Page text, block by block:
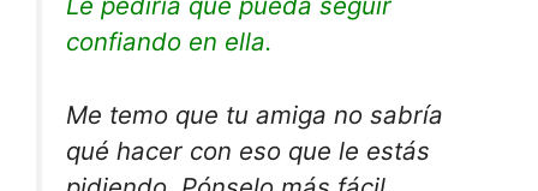
confiando en ella.
Me temo que tu amiga no sabría
qué hacer con eso que le estás